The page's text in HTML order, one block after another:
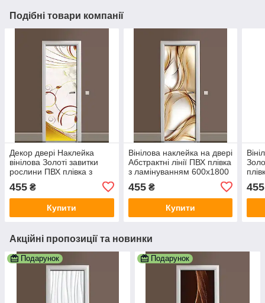
Подібні товари компанії
Декор двері Наклейка
вінілова Золоті завитки
рослини ПВХ плівка з
ламінуванням 600х1800
мм Абстракція Бежевий
455 ₴
Купити
Вінілова наклейка на двері
Абстрактні лінії ПВХ плівка
з ламінуванням 600х1800
455₴
Купити
455
Акційні пропозиції та новинки
Подарунок Подарунок